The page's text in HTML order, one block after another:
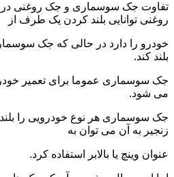
تفاوت جک سوسماری و جک روغنی
روغنی توانایی بلند کردن یک طرف از
خودرو را دارد در حالی که جک
بلند کند.
جک سوسماری عموما برای تعمیر
می شود.
جک سوسماری هر نوع خودرویی را
زنجیر به آن می توان به
عنوان وینچ یا بالابر استفاده کرد.